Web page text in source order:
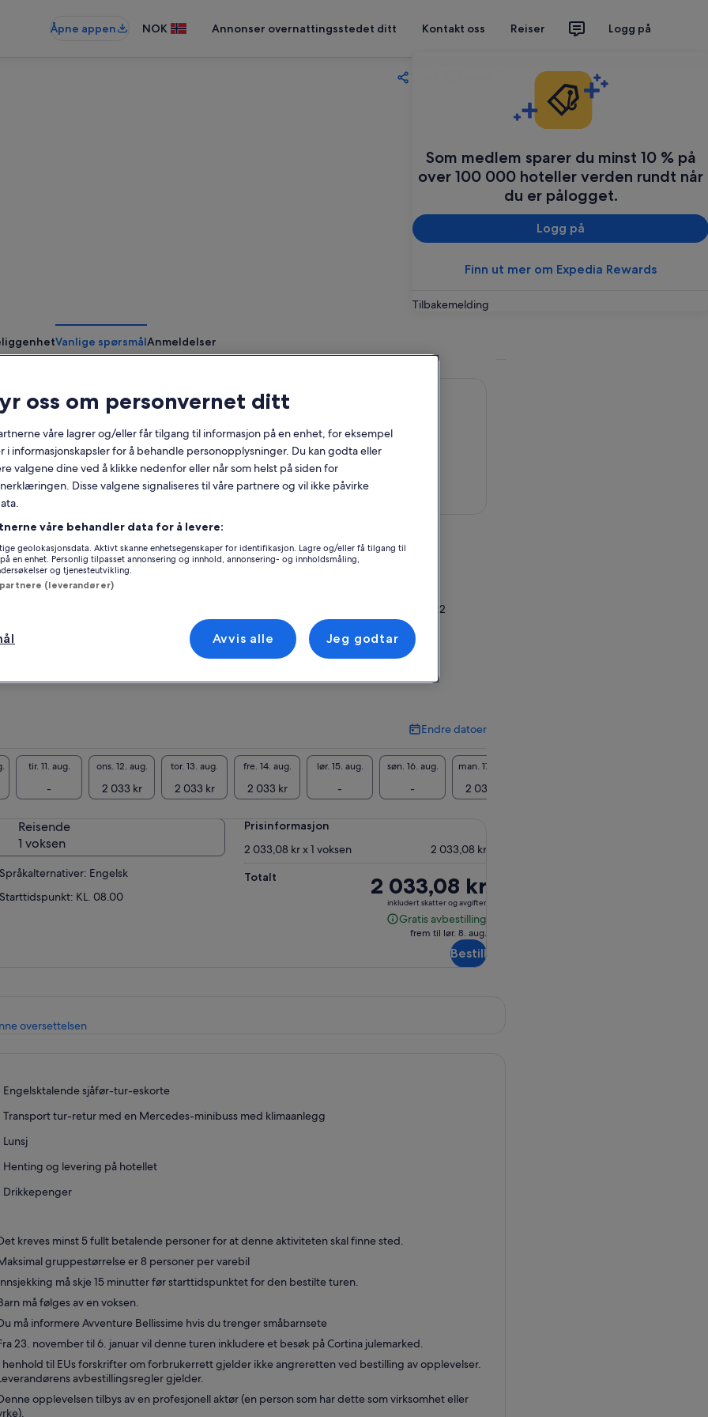
Åpne appen NOK Annonser overnattingsstedet ditt Kontakt oss Reiser Logg på
Som medlem sparer du minst 10 % på
over 100 000 hoteller verden rundt når
du er pålogget.
Logg på
Finn ut mer om Expedia Rewards
Tilbakemelding
Vanlige spørsmålAnmeldelser
Gratis avbestilling
10 t
Mobilkupong
Umiddelbar
bekreftelse
UNESCOs verdensarvliste
Fantastisk utsikt og flotte fotomuligheter
Selvguidet spasertur ved Misurina-sjøen
En spasertur gjennom den lille byen Cortina
Beliggenhet for opplevelsen
32023, Dolomites, Veneto, Italy
Tronchetto water-bus stop of line #2
30100, Venice, Veneto, Italy
Endre datoer
Endre
tir. 11. aug.
-
ons. 12. aug.
2 033 kr
tor. 13. aug.
2 033 kr
fre. 14. aug.
2 033 kr
lør. 15. aug.
-
søn. 16. aug.
-
man. 17. aug.
2 033 kr
Reisende
1 voksen
Språkalternativer: Engelsk
Starttidspunkt: KL. 08.00
Prisinformasjon
2 033,08 kr x 1 voksen
2 033,08 kr
Totalt
Prisen
er
2 033,08 kr
2 033,08 kr
inkludert skatter og avgifter
Gratis avbestilling
Gratis
frem til lør. 8. aug.
Bestill
oversettelsenÅpnes
Engelsktalende sjåfør-tur-eskorte
Transport tur-retur med en Mercedes-minibuss med klimaanlegg
Lunsj
Henting og levering på hotellet
Drikkepenger
kreves minst 5 fullt betalende personer for at denne aktiviteten skal finne sted.
gruppestørrelse er 8 personer per varebil
må skje 15 minutter før starttidspunktet for den bestilte turen.
må følges av en voksen.
må informere Avventure Bellissime hvis du trenger småbarnsete
23. november til 6. januar vil denne turen inkludere et besøk på Cortina julemarked.
henhold til EUs forskrifter om forbrukerrett gjelder ikke angreretten ved bestilling av opplevelser.
avbestillingsregler gjelder.
opplevelsen tilbys av en profesjonell aktør (en person som har dette som virksomhet eller
oss om personvernet ditt
våre lagrer og/eller får tilgang til informasjon på en enhet, for eksempel
i informasjonskapsler for å behandle personopplysninger. Du kan godta eller
valgene dine ved å klikke nedenfor eller når som helst på siden for
Disse valgene signaliseres til våre partnere og vil ikke påvirke
våre behandler data for å levere:
geolokasjonsdata. Aktivt skanne enhetsegenskaper for identifikasjon. Lagre og/eller få tilgang til
en enhet. Personlig tilpasset annonsering og innhold, annonsering- og innholdsmåling,
og tjenesteutvikling.
(leverandører)
Avvis alle Jeg godtar